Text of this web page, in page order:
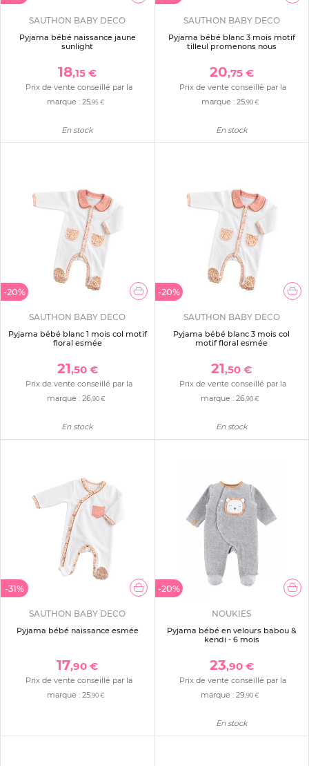
SAUTHON BABY DECO
Pyjama bébé naissance jaune
sunlight
18,15 €
Prix de vente conseillé par la
marque :25,95 €
En stock
SAUTHON BABY DECO
Pyjama bébé blanc 3 mois motif
tilleul promenons nous
20,75 €
Prix de vente conseillé par la
marque : 25,90 €
En stock
-20%
SAUTHON BABY DECO
Pyjama bébé blanc 1 mois col motif
floral esmée
21,50 €
Prix de vente conseillé par la
marque : 26,90 €
En stock
-20%
SAUTHON BABY DECO
Pyjama bébé blanc 3 mois col
motif floral esmée
21,50 €
Prix de vente conseillé par la
marque :26,90 €
En stock
-31%
SAUTHON BABY DECO
Pyjama bébé naissance esmée
17,90 €
Prix de vente conseillé par la
marque :25,90 €
-20%
NOUKIES
Pyjama bébé en velours babou &
kendi - 6 mois
23,90 €
Prix de vente conseillé par la
marque :29,90 €
En stock